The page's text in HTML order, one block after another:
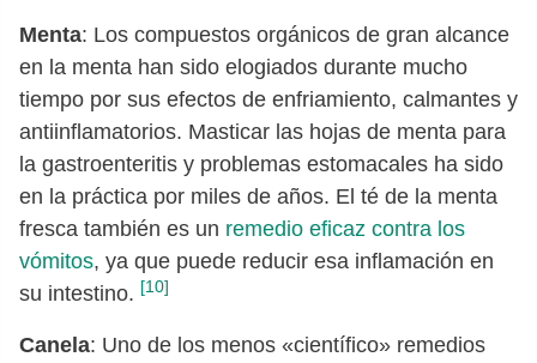
Menta: Los compuestos orgánicos de gran alcance
en la menta han sido elogiados durante mucho
tiempo por sus efectos de enfriamiento, calmantes y
antiinflamatorios. Masticar las hojas de menta para
la gastroenteritis y problemas estomacales ha sido
en la práctica por miles de años. El té de la menta
fresca también es un remedio eficaz contra los
vómitos, ya que puede reducir esa inflamación en
su intestino. [10]
Canela: Uno de los menos «científico» remedios